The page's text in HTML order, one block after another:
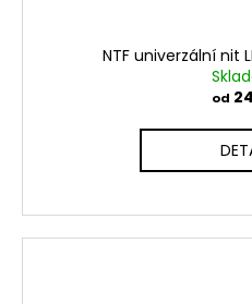
NTF univerzální nit
od